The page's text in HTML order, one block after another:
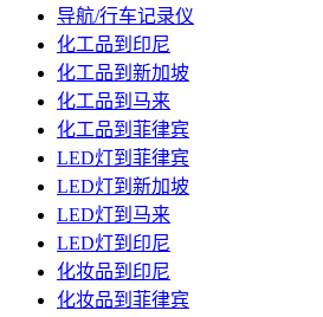
导航/行车记录仪
化工品到印尼
化工品到新加坡
化工品到马来
化工品到菲律宾
LED灯到菲律宾
LED灯到新加坡
LED灯到马来
LED灯到印尼
化妆品到印尼
化妆品到菲律宾